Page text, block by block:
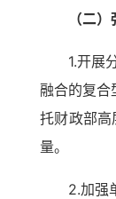
（二
1.开展
融合的复合
托财政部
量。
2.加强